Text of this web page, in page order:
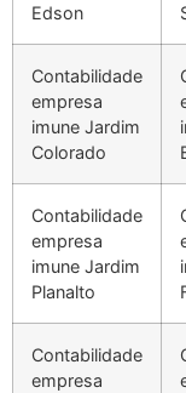
Edson
Contabilidade
empresa
imune Jardim
Colorado
Contabilidade
empresa
imune Jardim
Planalto
Contabilidade
empresa